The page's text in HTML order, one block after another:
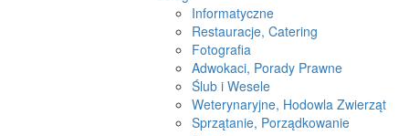
Informatyczne
Restauracje, Catering
Fotografia
Adwokaci, Porady Prawne
Ślub i Wesele
Weterynaryjne, Hodowla Zwierząt
Sprzątanie, Porządkowanie